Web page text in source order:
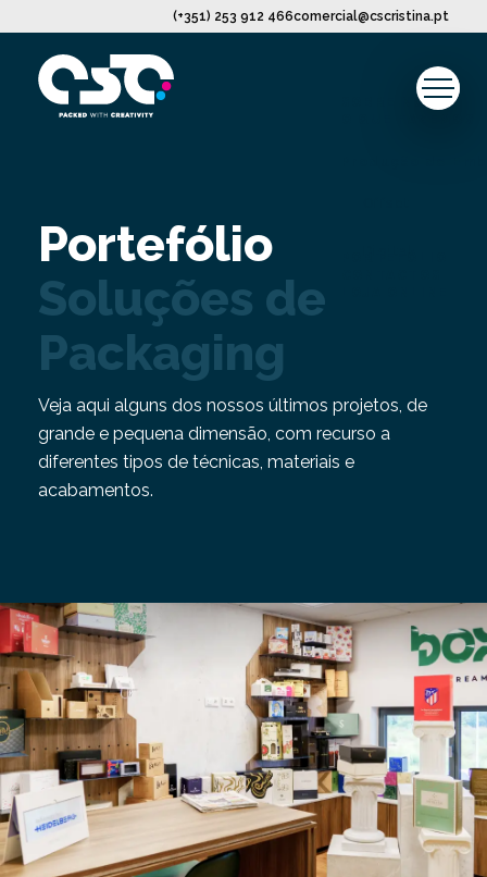
(+351) 253 912 466comercial@cscristina.pt
SOBRE NÓS
Portefólio
Soluções de
Packaging
Veja aqui alguns dos nossos últimos projetos, de
grande e pequena dimensão, com recurso a
diferentes tipos de técnicas, materiais e
acabamentos.